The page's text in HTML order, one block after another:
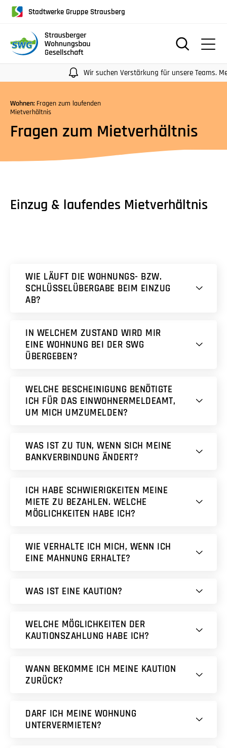
Screenreader
Navigation
Tabulatorentaste:
Überspringen
der
Hauptnavigation
Stadtwerke Gruppe Strausberg
Wir suchen Verstärkung für unsere Teams.
Wohnen: Fragen zum laufenden
Mietverhältnis
Fragen zum Mietverhältnis
Einzug & laufendes Mietverhältnis
WIE LÄUFT DIE WOHNUNGS- BZW.
SCHLÜSSELÜBERGABE BEIM EINZUG
AB?
IN WELCHEM ZUSTAND WIRD MIR
EINE WOHNUNG BEI DER SWG
ÜBERGEBEN?
WELCHE BESCHEINIGUNG BENÖTIGTE
ICH FÜR DAS EINWOHNERMELDEAMT,
UM MICH UMZUMELDEN?
WAS IST ZU TUN, WENN SICH MEINE
BANKVERBINDUNG ÄNDERT?
ICH HABE SCHWIERIGKEITEN MEINE
MIETE ZU BEZAHLEN. WELCHE
MÖGLICHKEITEN HABE ICH?
WIE VERHALTE ICH MICH, WENN ICH
EINE MAHNUNG ERHALTE?
WAS IST EINE KAUTION?
WELCHE MÖGLICHKEITEN DER
KAUTIONSZAHLUNG HABE ICH?
WANN BEKOMME ICH MEINE KAUTION
ZURÜCK?
DARF ICH MEINE WOHNUNG
UNTERVERMIETEN?